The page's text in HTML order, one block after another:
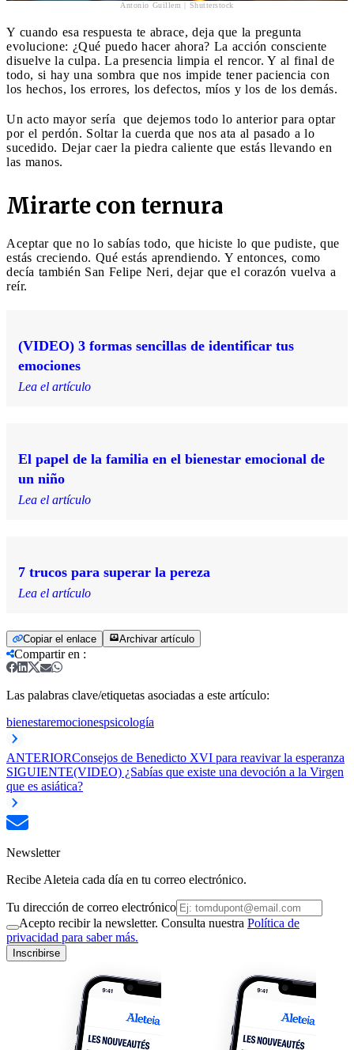
Antonio Guillem | Shutterstock
Y cuando esa respuesta te abrace, deja que la pregunta
evolucione: ¿Qué puedo hacer ahora? La acción consciente
disuelve la culpa. La presencia limpia el rencor. Y al final de
todo, si hay una sombra que nos impide tener paciencia con
los hechos, los errores, los defectos, míos y los de los demás.
Un acto mayor sería que dejemos todo lo anterior para optar
por el perdón. Soltar la cuerda que nos ata al pasado a lo
sucedido. Dejar caer la piedra caliente que estás llevando en
las manos.
Mirarte con ternura
Aceptar que no lo sabías todo, que hiciste lo que pudiste, que
estás creciendo. Qué estás aprendiendo. Y entonces, como
decía también San Felipe Neri, dejar que el corazón vuelva a
reír.
(VIDEO) 3 formas sencillas de identificar tus
emociones
Lea el artículo
El papel de la familia en el bienestar emocional de
un niño
Lea el artículo
7 trucos para superar la pereza
Lea el artículo
Copiar el enlace Archivar artículo
Compartir en :
Las palabras clave/etiquetas asociadas a este artículo:
bienestaremocionespsicología
ANTERIORConsejos de Benedicto XVI para reavivar la esperanza
SIGUIENTE(VIDEO) ¿Sabías que existe una devoción a la Virgen
que es asiática?
Newsletter
Recibe Aleteia cada día en tu correo electrónico.
Tu dirección de correo electrónico
Acepto recibir la newsletter. Consulta nuestra Política de
privacidad para saber más.
Inscribirse